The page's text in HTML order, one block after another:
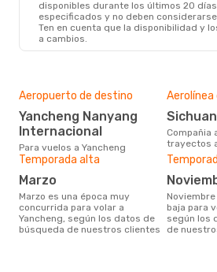
disponibles durante los últimos 20
especificados y no deben
Ten en cuenta que la disponibilidad y
a cambios.
Aeropuerto de destino
Yancheng Nanyang
Internacional
Para vuelos a Yancheng
Compañia aérea destacada con
trayectos
Temporada alta
marzo
marzo es una época muy
concurrida para volar a
Yancheng, según los datos de
búsqueda de nuestros clientes
noviembre es una temporada
baja para
según los
de